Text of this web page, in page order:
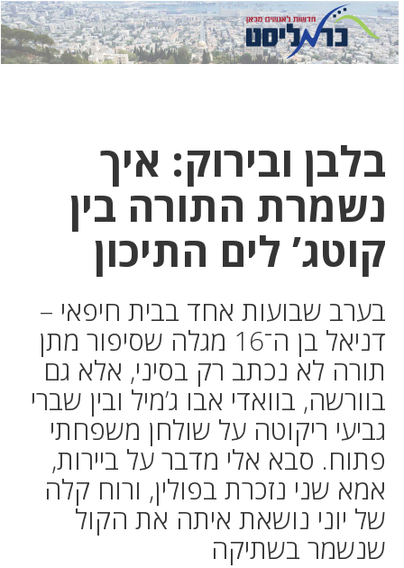
לחץ
כאן
לחץ
כדי
בלבן ובירוק: איך
נשמרת התורה בין
קוטג’ לים התיכון
בערב שבועות אחד בבית חיפאי –
דניאל בן ה־16 מגלה שסיפור מתן
תורה לא נכתב רק בסיני, אלא גם
בוורשה, בוואדי אבו ג’מיל ובין שברי
גביעי ריקוטה על שולחן משפחתי
פתוח. סבא אלי מדבר על ביירות,
אמא שני נזכרת בפולין, ורוח קלה
של יוני נושאת איתה את הקול
שנשמר בשתיקה